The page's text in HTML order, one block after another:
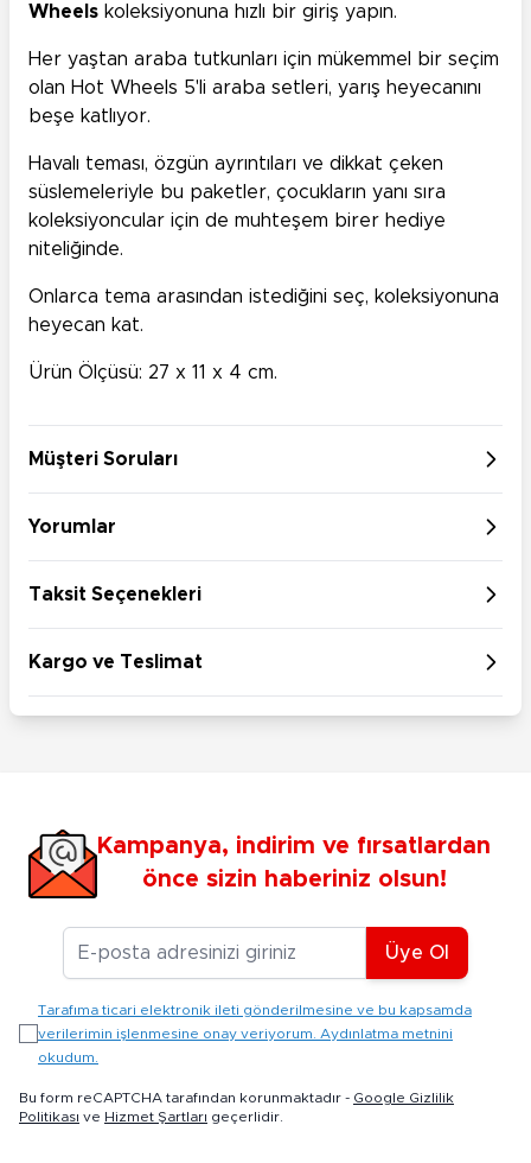
Wheels koleksiyonuna hızlı bir giriş yapın.
Her yaştan araba tutkunları için mükemmel bir seçim
olan Hot Wheels 5'li araba setleri, yarış heyecanını
beşe katlıyor.
Havalı teması, özgün ayrıntıları ve dikkat çeken
süslemeleriyle bu paketler, çocukların yanı sıra
koleksiyoncular için de muhteşem birer hediye
niteliğinde.
Onlarca tema arasından istediğini seç, koleksiyonuna
heyecan kat.
Ürün Ölçüsü: 27 x 11 x 4 cm.
Müşteri Soruları
Yorumlar
Taksit Seçenekleri
Kargo ve Teslimat
Kampanya, indirim ve fırsatlardan
önce sizin haberiniz olsun!
E-posta Adresiniz
Üye Ol
Tarafıma ticari elektronik ileti gönderilmesine ve bu kapsamda
verilerimin işlenmesine onay veriyorum. Aydınlatma metnini
okudum.
Bu form reCAPTCHA tarafından korunmaktadır - Google Gizlilik
Politikası ve Hizmet Şartları geçerlidir.